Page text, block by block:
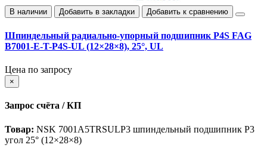
В наличии Добавить в закладки Добавить к сравнению
Шпиндельный радиально‑упорный подшипник P4S FAG
B7001-E-T-P4S-UL (12×28×8), 25°, UL
Цена по запросу
×
Запрос счёта / КП
Товар: NSK 7001A5TRSULP3 шпиндельный подшипник P3
угол 25° (12×28×8)